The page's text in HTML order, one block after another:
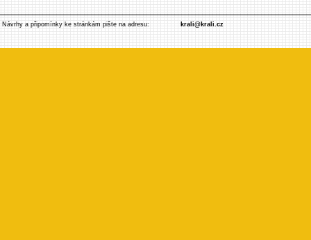
Návrhy a připomínky ke stránkám pište na adresu: krali@krali.cz